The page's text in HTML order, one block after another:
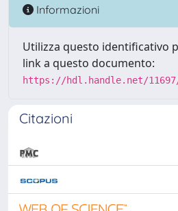
Informazioni
Utilizza questo identificativo
link a questo documento:
https://hdl.handle.net/11697/
Citazioni